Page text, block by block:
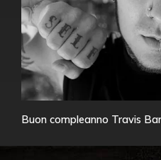
Buon compleanno Travis